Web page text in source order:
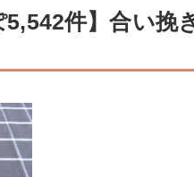
5,542件】合い